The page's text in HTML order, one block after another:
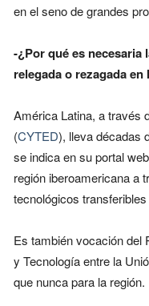
en el seno de grandes
-¿Por qué es
relegada o rezagada
América Latina, a través
(CYTED), lleva décadas
se indica en su portal
región iberoamericana a
tecnológicos
Es también vocación del
y Tecnología entre la
que nunca para la región.